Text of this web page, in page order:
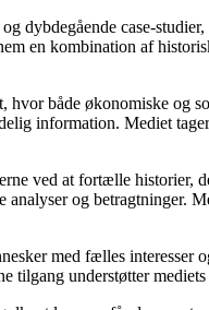
dybdegående case-
en kombination af
både økonomiske og
information. Mediet
ved at fortælle historier,
og betragtninger.
med fælles interesser
tilgang understøtter